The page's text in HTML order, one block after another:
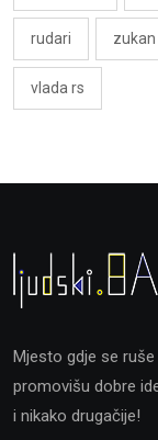
rudari
vlada rs
Mjesto gdje se
promovišu dobre
i nikako drugačije!